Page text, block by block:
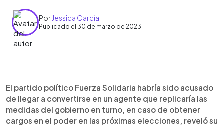
Por Jessica García
Publicado el 30 de marzo de 2023
► Escuchar artículo
El partido político Fuerza Solidaria habría sido acusado
de llegar a convertirse en un agente que replicaría las
medidas del gobierno en turno, en caso de obtener
cargos en el poder en las próximas elecciones, reveló su